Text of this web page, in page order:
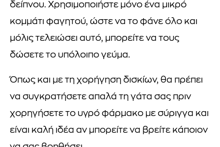
δείπνου. Χρησιμοποιήστε μόνο ένα μικρό
κομμάτι φαγητού, ώστε να το φάνε όλο και
μόλις τελειώσει αυτό, μπορείτε να τους
δώσετε το υπόλοιπο γεύμα.
Όπως και με τη χορήγηση δισκίων, θα πρέπει
να συγκρατήσετε απαλά τη γάτα σας πριν
χορηγήσετε το υγρό φάρμακο με σύριγγα και
είναι καλή ιδέα αν μπορείτε να βρείτε κάποιον